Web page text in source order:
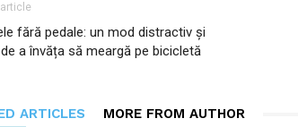
fără pedale: un mod distractiv și
a învăța să meargă pe bicicletă
ARTICLES MORE FROM AUTHOR